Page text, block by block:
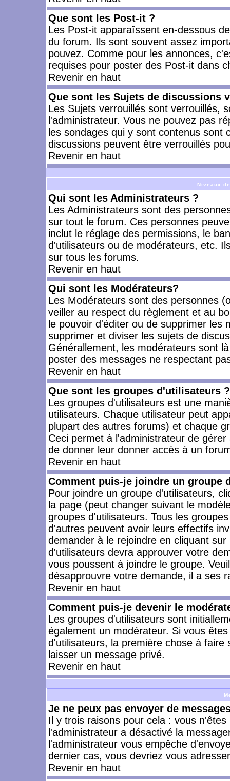
Que sont les Post-it ?
Les Post-it apparaîssent en-dessous
du forum. Ils sont souvent assez
pouvez. Comme pour les annonces,
requises pour poster des Post-it dans
Revenir en haut
Que sont les Sujets de discussions
Les Sujets verrouillés sont verrouillés,
l'administrateur. Vous ne pouvez pas
les sondages qui y sont contenus
discussions peuvent être verrouillés
Revenir en haut
Niveaux
Qui sont les Administrateurs ?
Les Administrateurs sont des
sur tout le forum. Ces personnes
inclut le réglage des permissions, le
d'utilisateurs ou de modérateurs, etc.
sur tous les forums.
Revenir en haut
Qui sont les Modérateurs?
Les Modérateurs sont des personnes
veiller au respect du règlement et au
le pouvoir d'éditer ou de supprimer les
supprimer et diviser les sujets de
Générallement, les modérateurs sont
poster des messages ne respectant
Revenir en haut
Que sont les groupes d'utilisateurs ?
Les groupes d'utilisateurs est une
utilisateurs. Chaque utilisateur peut
plupart des autres forums) et chaque
Ceci permet à l'administrateur de
de donner leur donner accès à un
Revenir en haut
Comment puis-je joindre un groupe
Pour joindre un groupe d'utilisateurs,
la page (peut changer suivant le
groupes d'utilisateurs. Tous les
d'autres peuvent avoir leurs effectifs
demander à le rejoindre en cliquant
d'utilisateurs devra approuver votre
vous poussent à joindre le groupe.
désapprouvre votre demande, il a ses
Revenir en haut
Comment puis-je devenir le
Les groupes d'utilisateurs sont
également un modérateur. Si vous
d'utilisateurs, la première chose à
laisser un message privé.
Revenir en haut
Je ne peux pas envoyer de
Il y trois raisons pour cela : vous
l'administrateur a désactivé la
l'administrateur vous empêche
dernier cas, vous devriez vous
Revenir en haut